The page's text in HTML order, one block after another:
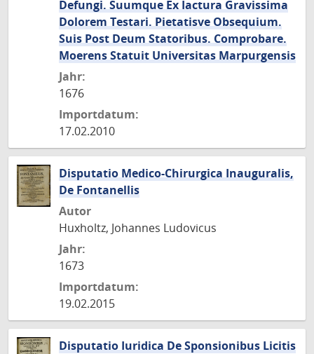
Defungi. Suumque Ex Iactura Gravissima
Dolorem Testari. Pietatisve Obsequium.
Suis Post Deum Statoribus. Comprobare.
Moerens Statuit Universitas Marpurgensis
Jahr:
1676
Importdatum:
17.02.2010
Disputatio Medico-Chirurgica Inauguralis,
De Fontanellis
Autor
Huxholtz, Johannes Ludovicus
Jahr:
1673
Importdatum:
19.02.2015
Disputatio Iuridica De Sponsionibus Licitis